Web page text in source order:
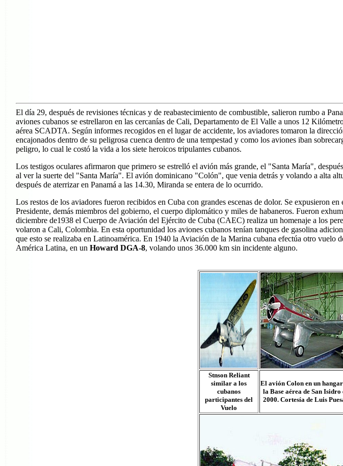
El día 29, después de revisiones técnicas y de reabastecimiento de combustible, salieron rumbo a
aviones cubanos se estrellaron en las cercanías de Cali, Departamento de El Valle a unos 12
aérea SCADTA. Según informes recogidos en el lugar de accidente, los aviadores tomaron la
encajonados dentro de su peligrosa cuenca dentro de una tempestad y como los aviones iban
peligro, lo cual le costó la vida a los siete heroicos tripulantes cubanos.
Los testigos oculares afirmaron que primero se estrelló el avión más grande, el "Santa María",
al ver la suerte del "Santa María". El avión dominicano "Colón", que venia detrás y volando a alta
después de aterrizar en Panamá a las 14.30, Miranda se entera de lo ocurrido.
Los restos de los aviadores fueron recibidos en Cuba con grandes escenas de dolor. Se expusieron
Presidente, demás miembros del gobierno, el cuerpo diplomático y miles de habaneros. Fueron
diciembre de1938 el Cuerpo de Aviación del Ejército de Cuba (CAEC) realiza un homenaje a los
volaron a Cali, Colombia. En esta oportunidad los aviones cubanos tenían tanques de gasolina
que esto se realizaba en Latinoamérica.En 1940 la Aviación de la Marina cubana efectúa otro vuelo
América Latina, en unHoward DGA-8, volando unos 36.000 km sin incidente alguno.
Stnson Reliant
similar a los
cubanos
participantes del
Vuelo
El avión Colon en un
la Base aérea de San Isidro
2000. Cortesía de Luis